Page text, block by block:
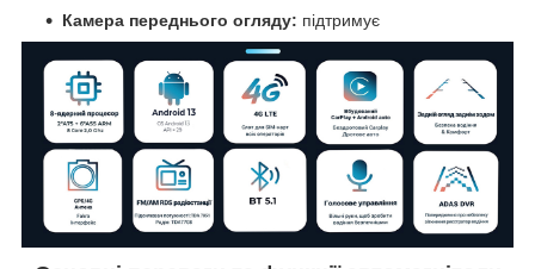
Камера переднього огляду: підтримує